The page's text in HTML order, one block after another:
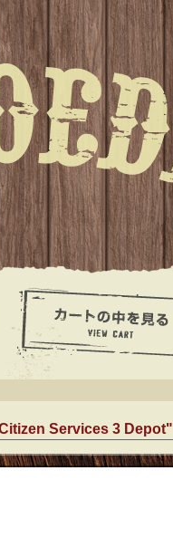
Services 3 Depot"